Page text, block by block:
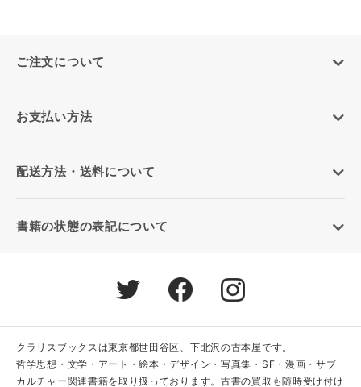
ご注文について
お支払い方法
配送方法・送料について
書籍の状態の表記について
クラリスブックスは東京都世田谷区、下北沢の古本屋です。
哲学思想・文学・アート・絵本・デザイン・写真集・SF・漫画・サブ
カルチャー関連書籍を取り扱っております。古書の買取も随時受け付け